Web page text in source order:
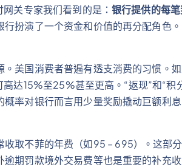
关专家我们看到的是： 银行提供的每
行扮演了一个资金和价值的再分配角色。
美国消费者普遍有透支消费的习惯。
达15%至25%甚至更高。“返现”和“
概率对银行而言用少量奖励撬动巨额利
收取不菲的年费（如95 – 695）。这部
期罚款境外交易费等也是重要的补充收